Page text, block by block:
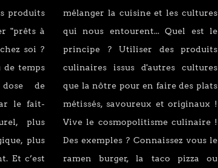
produits
"prêts à
soi ?
de temps
de
le fait-
plus
plus
Et c’est
mélanger la cuisine et les cultures
qui nous entourent... Quel est le
principe ? Utiliser des produits
culinaires issus d'autres cultures
que la nôtre pour en faire des plats
métissés, savoureux et originaux !
Vive le cosmopolitisme culinaire !
Des exemples ? Connaissez vous le
ramen burger, la taco pizza ou